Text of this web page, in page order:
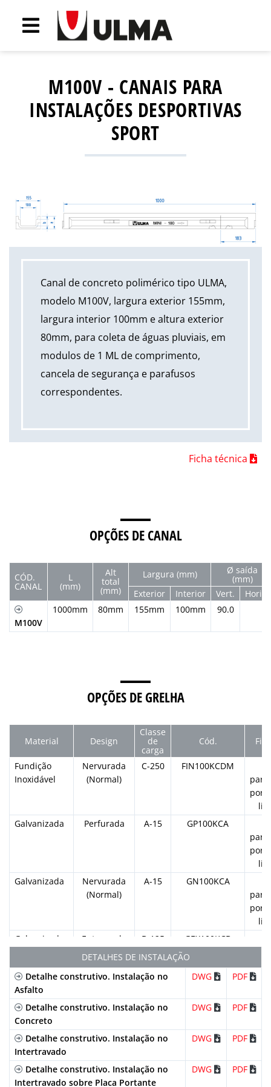
M100V - CANAIS PARA
INSTALAÇÕES DESPORTIVAS
SPORT
Canal de concreto polimérico tipo ULMA,
modelo M100V, largura exterior 155mm,
largura interior 100mm e altura exterior
80mm, para coleta de águas pluviais, em
modulos de 1 ML de comprimento,
cancela de segurança e parafusos
correspondentes.
Ficha técnica
OPÇÕES DE CANAL
CÓD.
CANAL
L
(mm)
Alt
total
(mm)
Largura (mm) Ø saída
(mm)
Exterior
Interior Vert. Horiz.
M100V
1000mm 80mm 155mm 100mm 90.0
OPÇÕES DE GRELHA
Material Design
Classe
de
carga
Cód.
Fundição
Inoxidável
Nervurada
(Normal)
C-250 FIN100KCDM
por
Galvanizada
Perfurada A-15 GP100KCA
por
Galvanizada
Nervurada
(Normal)
A-15 GN100KCA
por
Galvanizada
Entramada
(Normal)
B-125 GEX100KCB
por
Galvanizada
Entramada
(Anti-tacão)
B-125 GEHX100KCB
Inoxidável
(Normal)
DETALHES DE INSTALAÇÃO
Detalhe construtivo. Instalação no
Asfalto
DWG PDF
Detalhe construtivo. Instalação no
Concreto
DWG PDF
Detalhe construtivo. Instalação no
Intertravado
DWG PDF
Detalhe construtivo. Instalação no
Intertravado sobre Placa Portante
DWG PDF